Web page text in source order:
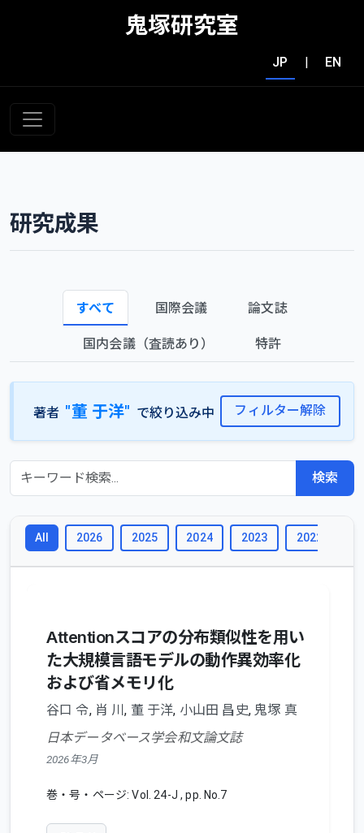
鬼塚研究室
JP | EN
研究成果
すべて 国際会議 論文誌
国内会議（査読あり） 特許
著者 "董 于洋" で絞り込み中 フィルター解除
検索
All 2026 2025 2024 2023 2022
Attentionスコアの分布類似性を用い
た大規模言語モデルの動作異効率化
および省メモリ化
谷口 令, 肖 川, 董 于洋, 小山田 昌史, 鬼塚 真
日本データベース学会和文論文誌
2026年3月
巻・号・ページ: Vol. 24-J , pp. No.7